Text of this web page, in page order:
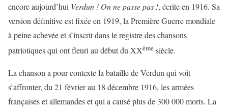
encore aujourd’hui Verdun ! On ne passe pas !, écrite en 1916. Sa
version définitive est fixée en 1919, la Première Guerre mondiale
à peine achevée et s’inscrit dans le registre des chansons
patriotiques qui ont fleuri au début du XXème siècle.
La chanson a pour contexte la bataille de Verdun qui voit
s’affronter, du 21 février au 18 décembre 1916, les armées
françaises et allemandes et qui a causé plus de 300 000 morts. La